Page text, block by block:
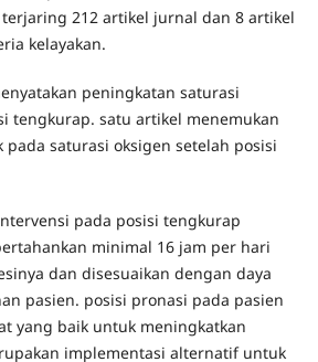
212 artikel jurnal dan 8 artikel
kelayakan.
peningkatan saturasi
tengkurap. satu artikel menemukan
pada saturasi oksigen setelah posisi
pada posisi tengkurap
minimal 16 jam per hari
dan disesuaikan dengan daya
pasien. posisi pronasi pada pasien
yang baik untuk meningkatkan
implementasi alternatif untuk